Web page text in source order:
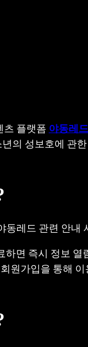
츠 플랫폼 야동레드
의 성보호에
레드 관련 안내
하면 즉시 정보 열
원가입을 통해